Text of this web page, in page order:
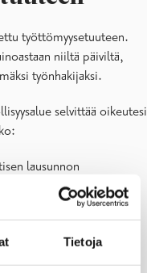
Tietoja
työttömyysetuuteen.
niiltä päiviltä,
työnhakijaksi.
selvittää oikeutesi
lausunnon
tietojen perusteella.
etuuteen tai evätä sen.
toimittamiesi
tilanteita, jotka
työsuhteen päättymisen